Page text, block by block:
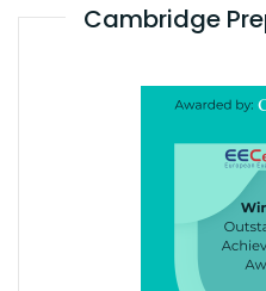
Cambridge